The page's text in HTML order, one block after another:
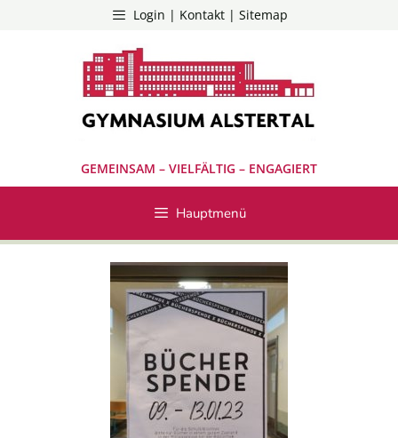
Login | Kontakt | Sitemap
GEMEINSAM – VIELFÄLTIG – ENGAGIERT
Hauptmenü